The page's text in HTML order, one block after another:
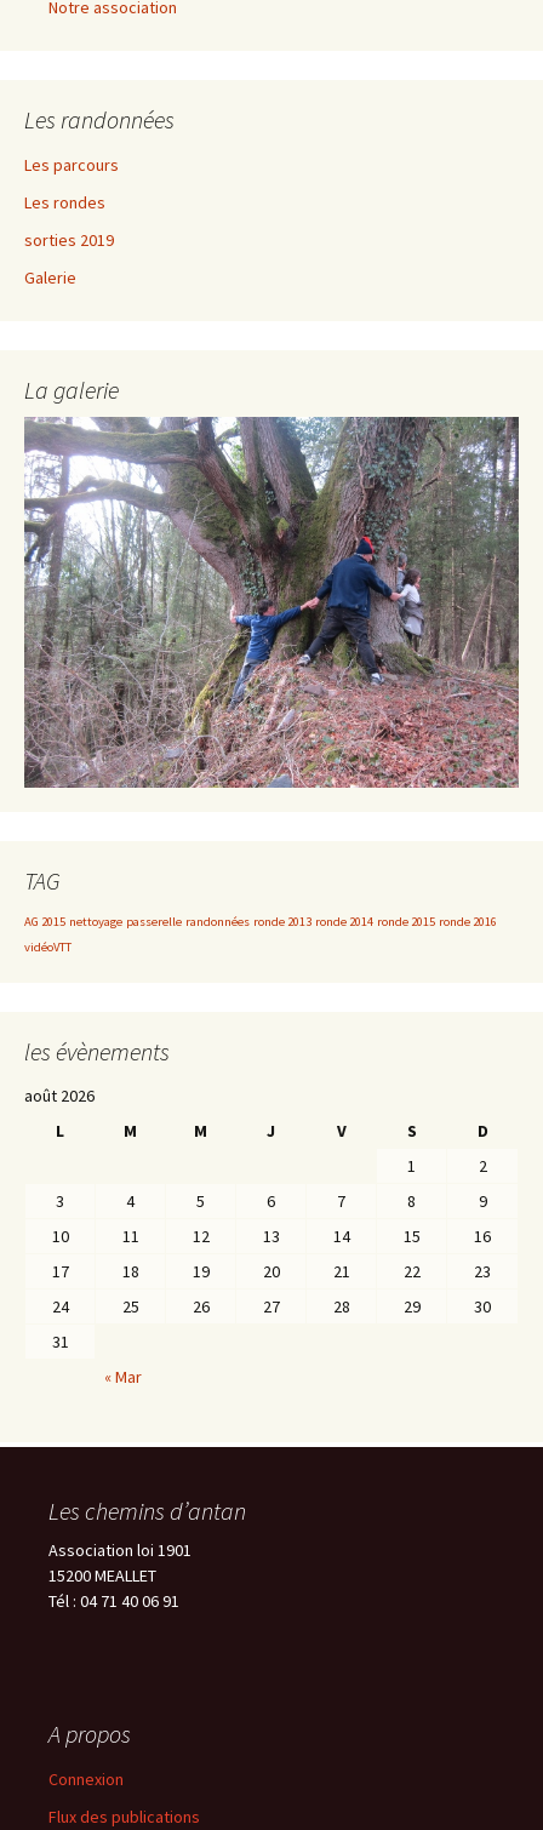
Notre association
Les randonnées
Les parcours
Les rondes
sorties 2019
Galerie
La galerie
TAG
AG 2015 nettoyage passerelle randonnées ronde 2013 ronde 2014 ronde 2015 ronde 2016
vidéoVTT
les évènements
août 2026
L
M M J V S
D
1
2
3
4 5 6 7 8
9
10
11 12 13 14 15
16
17
18 19 20 21 22
23
24
25 26 27 28 29
30
31
« Mar
Les chemins d’antan
Association loi 1901
15200 MEALLET
Tél : 04 71 40 06 91
A propos
Connexion
Flux des publications